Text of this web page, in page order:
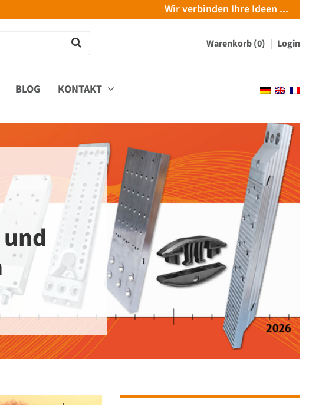
Wir verbinden Ihre Ideen ...
Warenkorb (0) Login
BLOG KONTAKT